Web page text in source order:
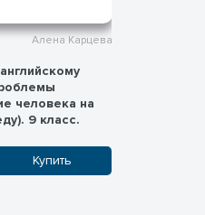
Алена Карцева
человека на
9 класс.
Купить